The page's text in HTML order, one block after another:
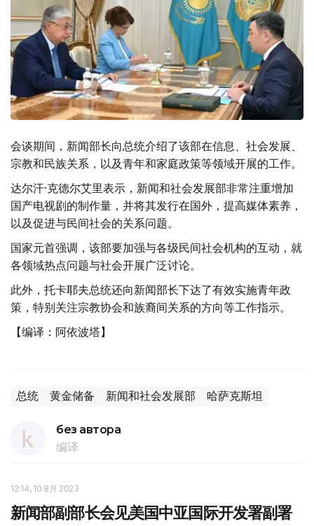
会谈期间，新闻部长向总统介绍了该部在信息、社会发展、
宗教和民族关系，以及青年和家庭政策等领域开展的工作。
达尔汗·克德尔艾里表示，新闻和社会发展部非常注重增加
国产电视剧的制作量，并将其发行在国外，提高媒体素养，
以及促进与民间社会的关系问题。
国家元首强调，该部要加强与各级民间社会机构的互动，就
各领域热点问题与社会开展广泛讨论。
此外，托卡耶夫总统还向新闻部长下达了有效实施青年政
策，特别关注宗教协会和族裔间关系的方向等工作指示。
【编译：阿依波塔】
总统 黄金储备 新闻和社会发展部 哈萨克斯坦
без автора
编译
12:14, 10 8月 2023
新闻部副部长会见美国中亚国际开发署副署